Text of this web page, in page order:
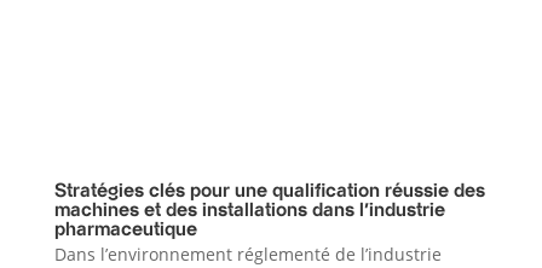
Stratégies clés pour une qualification réussie des
machines et des installations dans l’industrie
pharmaceutique
Dans l’environnement réglementé de l’industrie